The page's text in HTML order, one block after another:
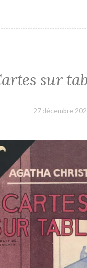
sur
27 décembre